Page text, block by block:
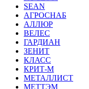
SEAN
АГРОСНАБ
АЛЛЮР
ВЕЛЕС
ГАРДИАН
ЗЕНИТ
КЛАСС
КРИТ-М
МЕТАЛЛИСТ
МЕТТЭМ